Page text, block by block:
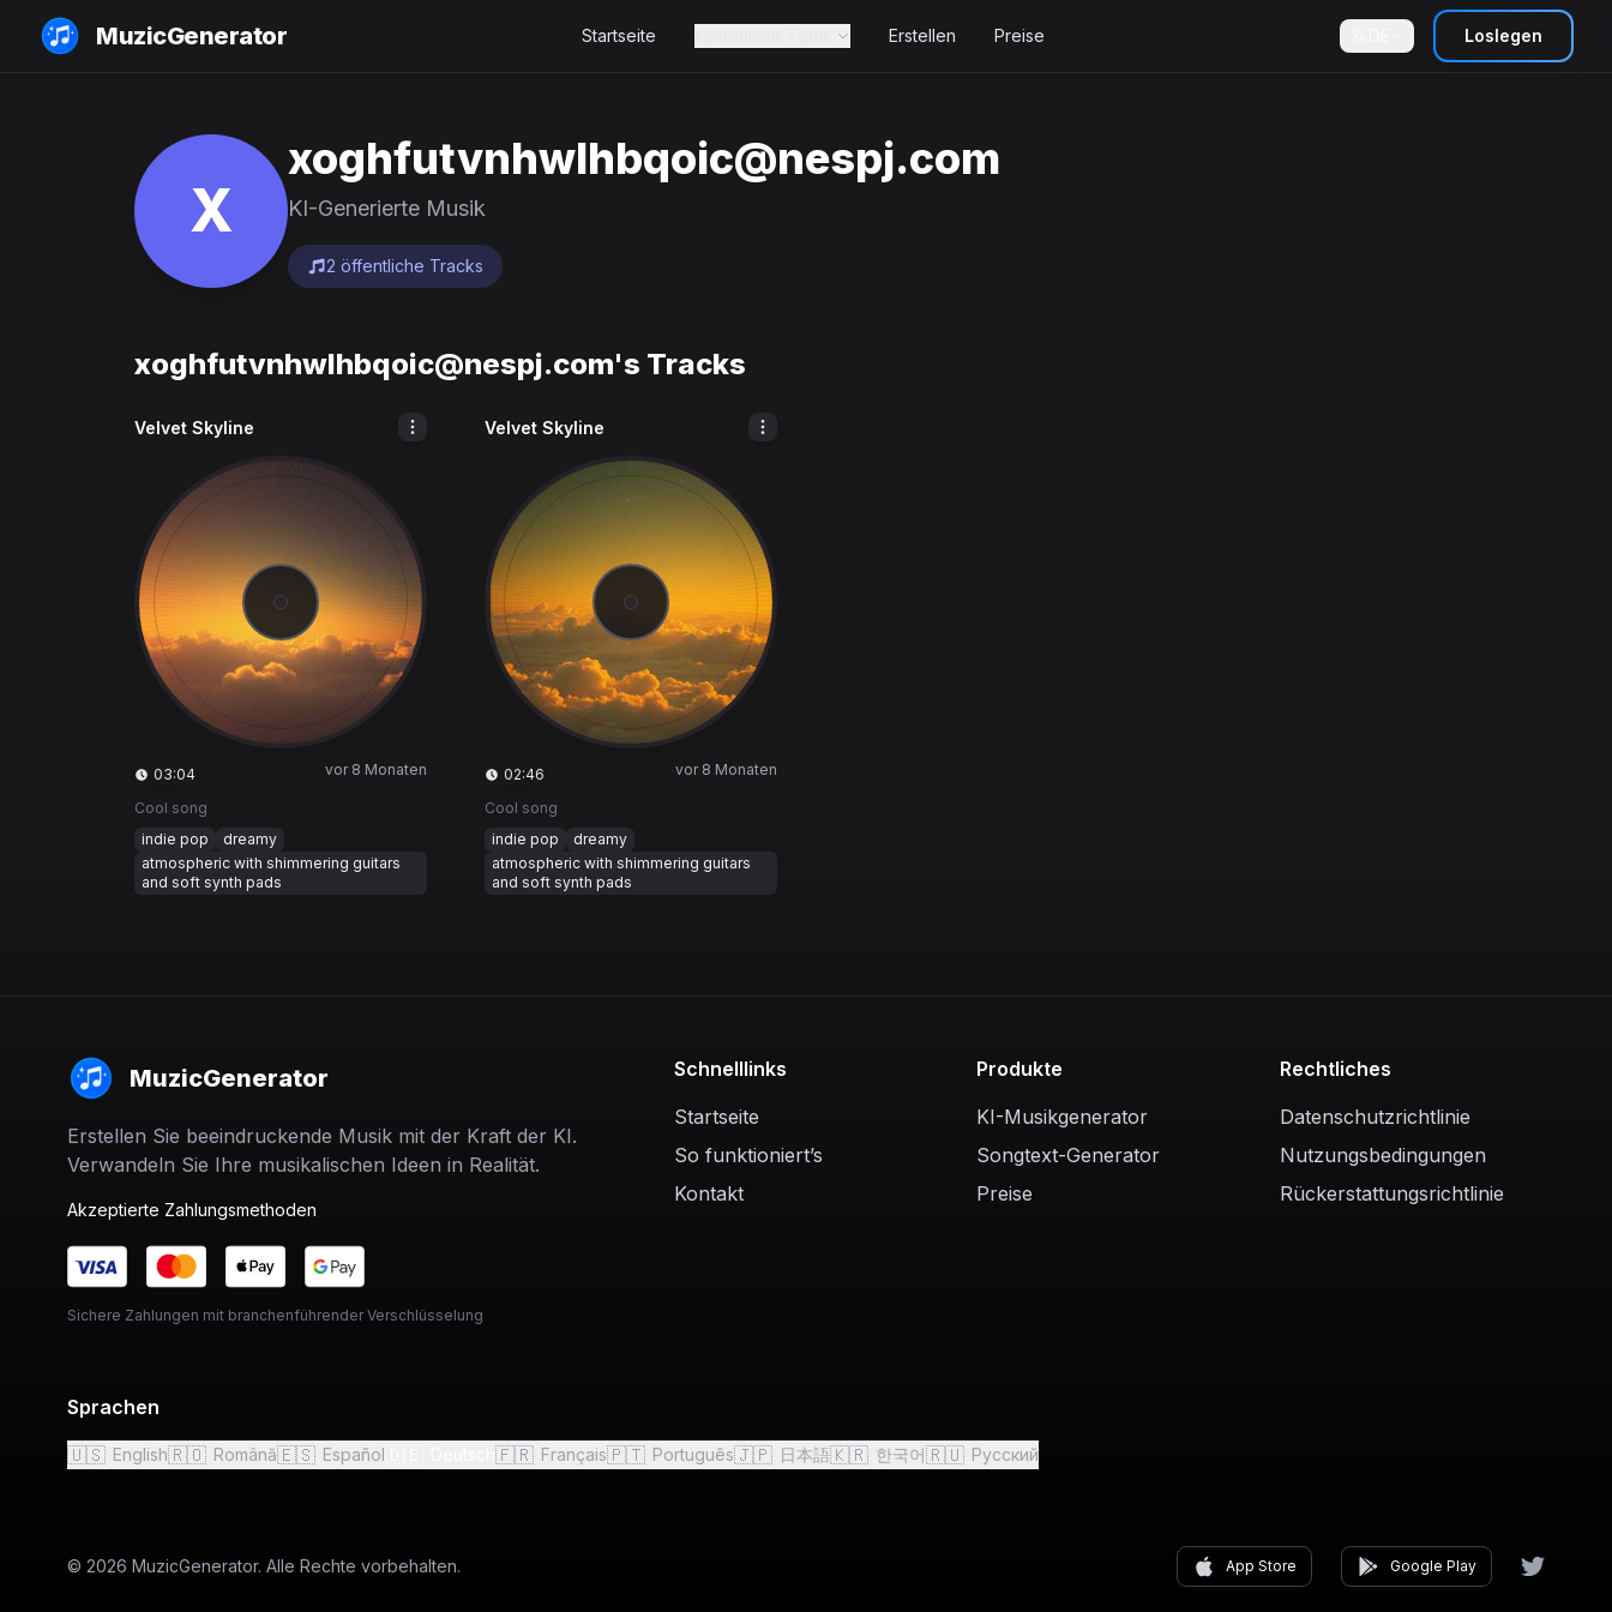
MuzicGenerator Startseite Erstellen Preise Loslegen
X
xoghfutvnhwlhbqoic@nespj.com
KI-Generierte Musik
2 öffentliche Tracks
xoghfutvnhwlhbqoic@nespj.com's Tracks
Velvet Skyline
03:04 vor 8 Monaten
Cool song
indie pop
dreamy
atmospheric with shimmering guitars
and soft synth pads
Velvet Skyline
02:46 vor 8 Monaten
Cool song
indie pop
dreamy
atmospheric with shimmering guitars
and soft synth pads
MuzicGenerator
Erstellen Sie beeindruckende Musik mit der Kraft der KI.
Verwandeln Sie Ihre musikalischen Ideen in Realität.
Akzeptierte Zahlungsmethoden
Sichere Zahlungen mit branchenführender Verschlüsselung
Schnelllinks
Startseite
So funktioniert’s
Kontakt
Produkte
KI-Musikgenerator
Songtext-Generator
Preise
Rechtliches
Datenschutzrichtlinie
Nutzungsbedingungen
Rückerstattungsrichtlinie
Sprachen
🇺🇸 English🇷🇴 Română🇪🇸 Español 🇫🇷 Français🇵🇹 Português🇯🇵 日本語🇰🇷 한국어🇷🇺 Русский
© 2026 MuzicGenerator. Alle Rechte vorbehalten. App Store Google Play